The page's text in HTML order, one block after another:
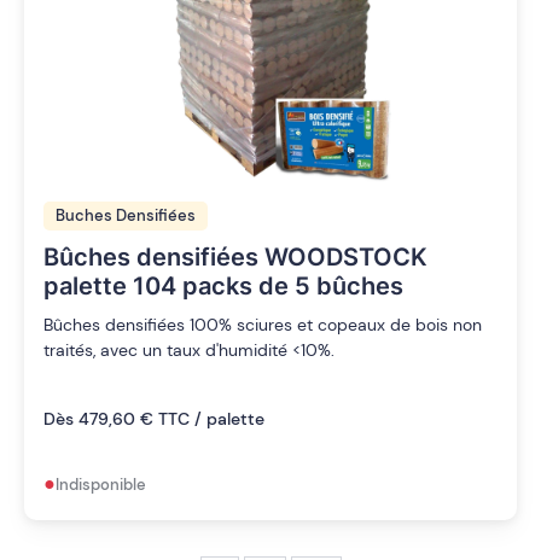
Buches Densifiées
Bûches densifiées WOODSTOCK
palette 104 packs de 5 bûches
Bûches densifiées 100% sciures et copeaux de bois non
traités, avec un taux d'humidité <10%.
Dès 479,60 € TTC / palette
•Indisponible